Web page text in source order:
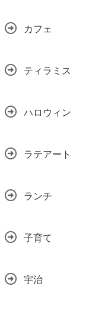
カフェ
ティラミス
ハロウィン
ラテアート
ランチ
子育て
宇治